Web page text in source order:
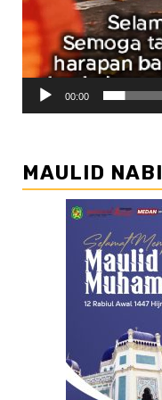
00:00
MAULID